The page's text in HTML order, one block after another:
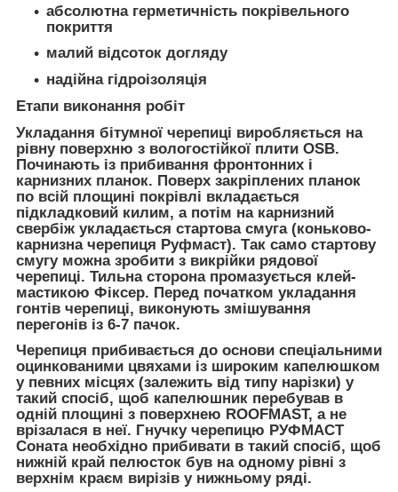
абсолютна герметичність покрівельного
покриття
малий відсоток догляду
надійна гідроізоляція
Етапи виконання робіт
Укладання бітумної черепиці виробляється на
рівну поверхню з вологостійкої плити OSB.
Починають із прибивання фронтонних і
карнизних планок. Поверх закріплених планок
по всій площині покрівлі вкладається
підкладковий килим, а потім на карнизний
свербіж укладається стартова смуга (коньково-
карнизна черепиця Руфмаст). Так само стартову
смугу можна зробити з викрійки рядової
черепиці. Тильна сторона промазується клей-
мастикою Фіксер. Перед початком укладання
гонтів черепиці, виконують змішування
перегонів із 6-7 пачок.
Черепиця прибивається до основи спеціальними
оцинкованими цвяхами із широким капелюшком
у певних місцях (залежить від типу нарізки) у
такий спосіб, щоб капелюшник перебував в
одній площині з поверхнею ROOFMAST, а не
врізалася в неї. Гнучку черепицю РУФМАСТ
Соната необхідно прибивати в такий спосіб, щоб
нижній край пелюсток був на одному рівні з
верхнім краєм вирізів у нижньому ряді.